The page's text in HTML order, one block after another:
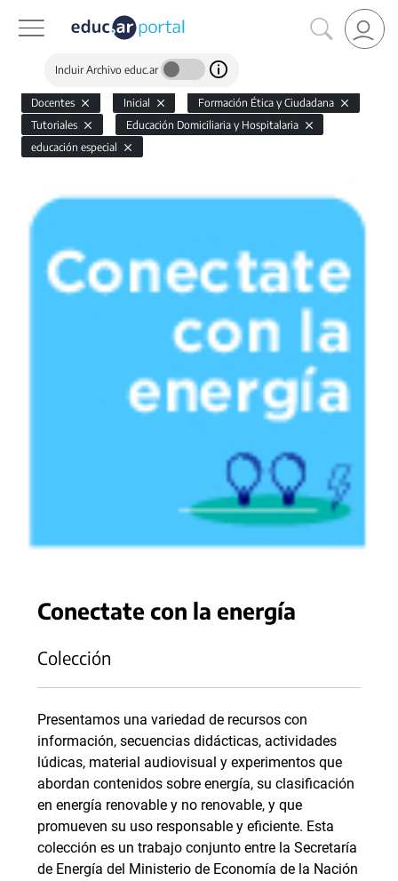
Incluir Archivo educ.ar
Docentes Inicial
Formación Ética y Ciudadana
Tutoriales
Educación Domiciliaria y Hospitalaria
educación especial
Conectate con la energía
Colección
Presentamos una variedad de recursos con
información, secuencias didácticas, actividades
lúdicas, material audiovisual y experimentos que
abordan contenidos sobre energía, su clasificación
en energía renovable y no renovable, y que
promueven su uso responsable y eficiente. Esta
colección es un trabajo conjunto entre la Secretaría
de Energía del Ministerio de Economía de la Nación